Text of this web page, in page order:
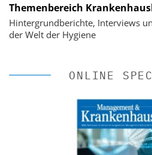
Themenbereich
Hintergrundberichte, Interviews
der Welt der Hygiene
ONLINE